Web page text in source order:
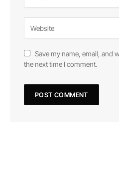
Save my name, email, and
the next time I comment.